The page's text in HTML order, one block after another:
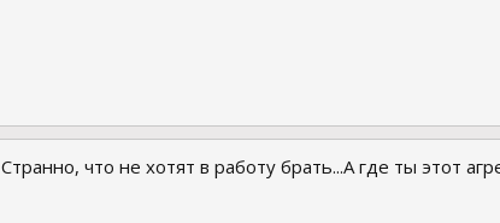
Странно, что не хотят в работу брать...А где ты этот